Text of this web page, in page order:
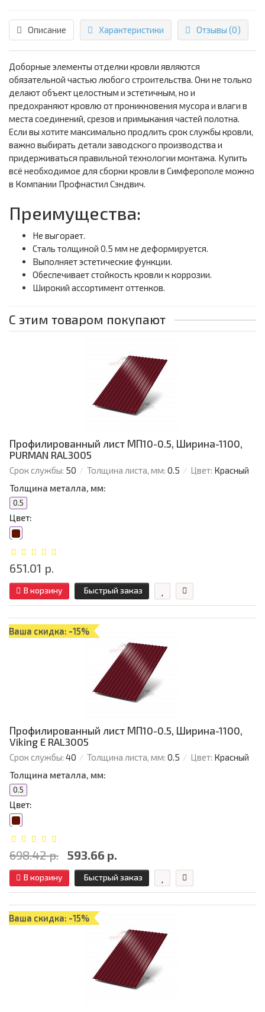
Описание Характеристики Отзывы (0)
Доборные элементы отделки кровли являются
обязательной частью любого строительства. Они не только
делают объект целостным и эстетичным, но и
предохраняют кровлю от проникновения мусора и влаги в
места соединений, срезов и примыкания частей полотна.
Если вы хотите максимально продлить срок службы кровли,
важно выбирать детали заводского производства и
придерживаться правильной технологии монтажа. Купить
всё необходимое для сборки кровли в Симферополе можно
в Компании Профнастил Сэндвич.
Преимущества:
Не выгорает.
Сталь толщиной 0.5 мм не деформируется.
Выполняет эстетические функции.
Обеспечивает стойкость кровли к коррозии.
Широкий ассортимент оттенков.
С этим товаром покупают
Профилированный лист МП10-0.5, Ширина-1100,
PURMAN RAL3005
Срок службы: 50 Толщина листа, мм: 0.5 Цвет: Красный
Толщина металла, мм:
0.5
Цвет:
651.01 р.
В корзину Быстрый заказ
Ваша скидка: -15%
Профилированный лист МП10-0.5, Ширина-1100,
Viking E RAL3005
Срок службы: 40 Толщина листа, мм: 0.5 Цвет: Красный
Толщина металла, мм:
0.5
Цвет:
698.42 р. 593.66 р.
В корзину Быстрый заказ
Ваша скидка: -15%